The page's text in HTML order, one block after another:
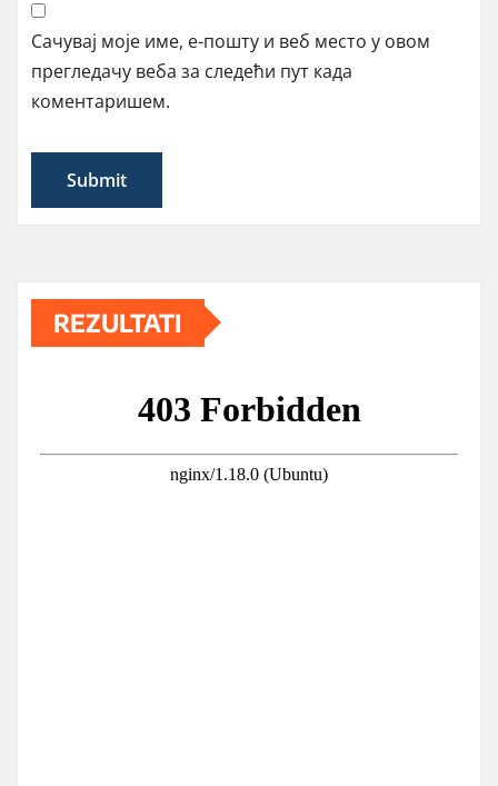
Сачувај моје име, е-пошту и веб место у овом
прегледачу веба за следећи пут када
коментаришем.
REZULTATI